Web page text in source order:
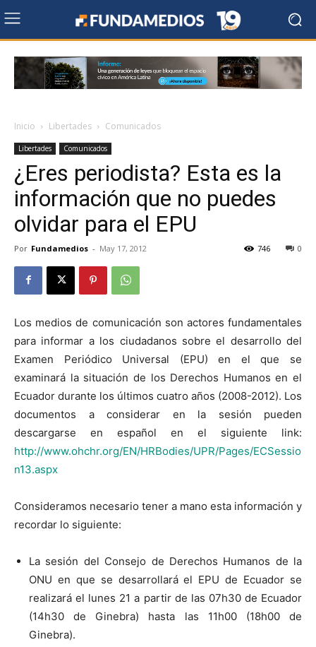
Inicio Libertades Comunicados
Libertades Comunicados
¿Eres periodista? Esta es la
información que no puedes
olvidar para el EPU
Por Fundamedios - May 17, 2012 0
746
Los medios de comunicación son actores fundamentales
para informar a los ciudadanos sobre el desarrollo del
Examen Periódico Universal (EPU) en el que se
examinará la situación de los Derechos Humanos en el
Ecuador durante los últimos cuatro años (2008-2012). Los
documentos a considerar en la sesión pueden
descargarse en español en el siguiente link:
http://www.ohchr.org/EN/HRBodies/UPR/Pages/ECSessio
n13.aspx
Consideramos necesario tener a mano esta información y
recordar lo siguiente:
La sesión del Consejo de Derechos Humanos de la
ONU en que se desarrollará el EPU de Ecuador se
realizará el lunes 21 a partir de las 07h30 de Ecuador
(14h30 de Ginebra) hasta las 11h00 (18h00 de
Ginebra).